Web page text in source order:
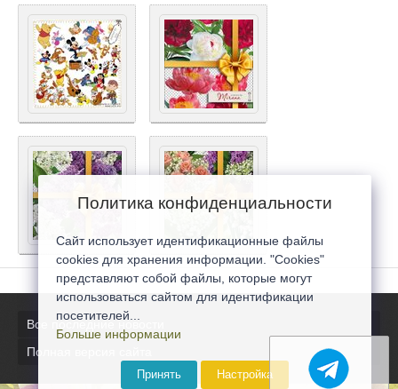
Все последние новости
Полная версия сайта
Политика конфиденциальности
Сайт использует идентификационные файлы
cookies для хранения информации. "Cookies"
представляют собой файлы, которые могут
использоваться сайтом для идентификации
посетителей...
Больше информации
Принять Настройка